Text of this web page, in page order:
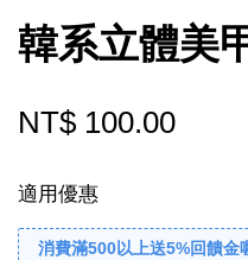
韓系立體美
NT$ 100.00
適用優惠
消費滿500以上送5%回饋金